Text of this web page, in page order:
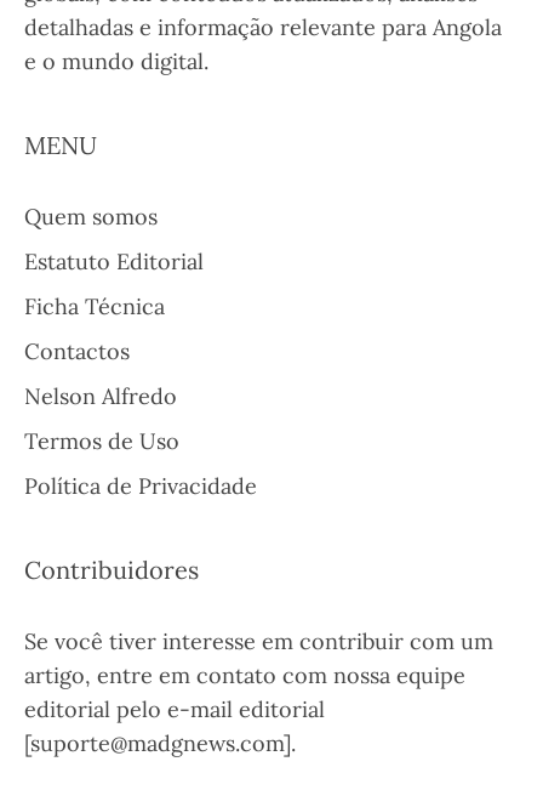
detalhadas e informação relevante para Angola
e o mundo digital.
MENU
Quem somos
Estatuto Editorial
Ficha Técnica
Contactos
Nelson Alfredo
Termos de Uso
Política de Privacidade
Contribuidores
Se você tiver interesse em contribuir com um
artigo, entre em contato com nossa equipe
editorial pelo e-mail editorial
[suporte@madgnews.com].